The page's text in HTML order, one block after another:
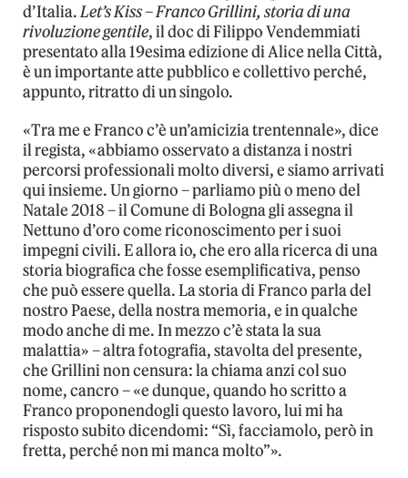
d’Italia.Let’s Kiss – Franco Grillini, storia di una
rivoluzione gentile, il doc di Filippo Vendemmiati
presentato alla 19esima edizione di Alice nella Città,
è un importante atte pubblico e collettivo perché,
appunto, ritratto di un singolo.
«Tra me e Franco c’è un’amicizia trentennale», dice
il regista, «abbiamo osservato a distanza i nostri
percorsi professionali molto diversi, e siamo arrivati
qui insieme. Un giorno – parliamo più o meno del
Natale 2018 – il Comune di Bologna gli assegna il
Nettuno d’oro come riconoscimento per i suoi
impegni civili. E allora io, che ero alla ricerca di una
storia biografica che fosse esemplificativa, penso
che può essere quella. La storia di Franco parla del
nostro Paese, della nostra memoria, e in qualche
modo anche di me. In mezzo c’è stata la sua
malattia» – altra fotografia, stavolta del presente,
che Grillini non censura: la chiama anzi col suo
nome, cancro – «e dunque, quando ho scritto a
Franco proponendogli questo lavoro, lui mi ha
risposto subito dicendomi: “Sì, facciamolo, però in
fretta, perché non mi manca molto”».